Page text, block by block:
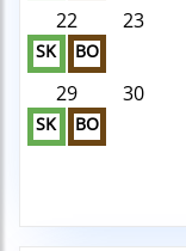
22
SK BO
23
29
SK BO
30